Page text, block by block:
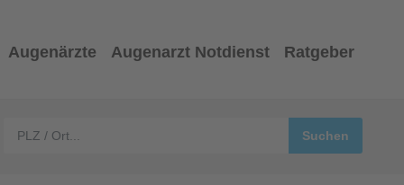
Augenärzte Augenarzt Notdienst Ratgeber